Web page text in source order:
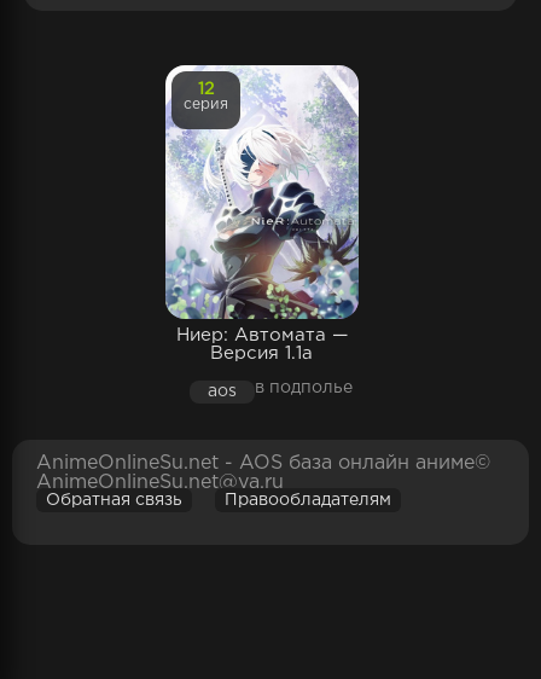
Ниер: Автомата —
Версия 1.1а
12
серия
aos в подполье
AnimeOnlineSu.net - AOS база онлайн аниме©
AnimeOnlineSu.net@ya.ru
Обратная связь Правообладателям